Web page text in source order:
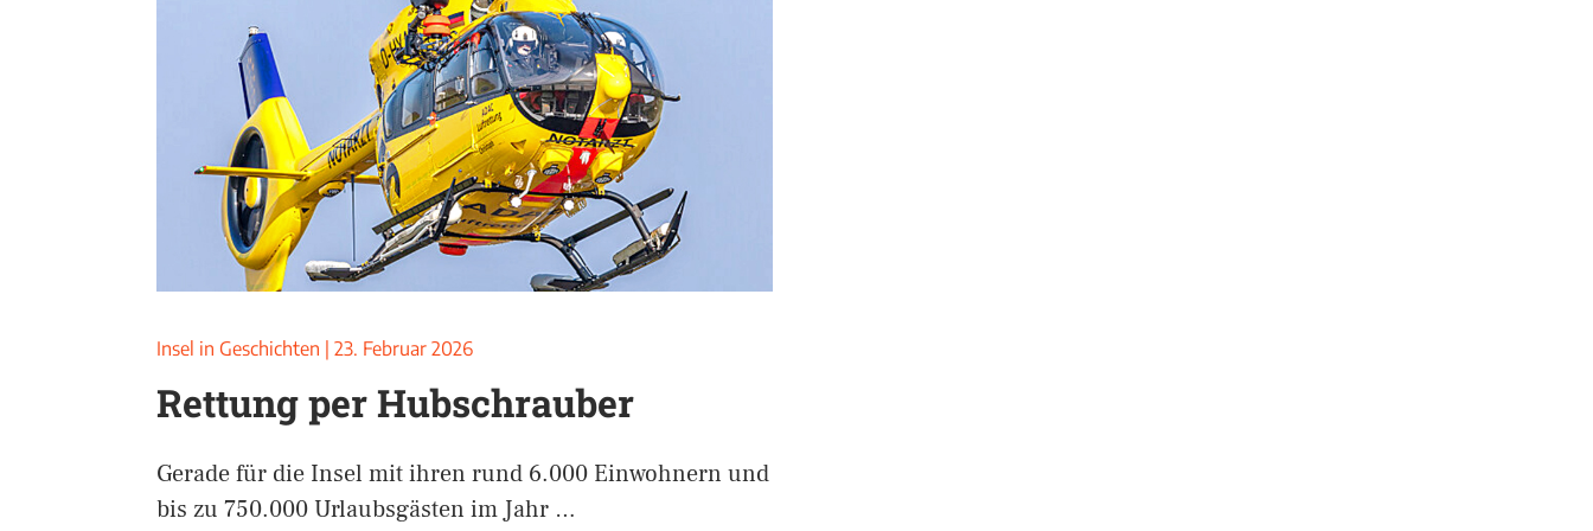
Insel in Geschichten 23. Februar 2026
Rettung per Hubschrauber
Gerade für die Insel mit ihren rund 6.000 Einwohnern und
bis zu 750.000 Urlaubsgästen im Jahr …